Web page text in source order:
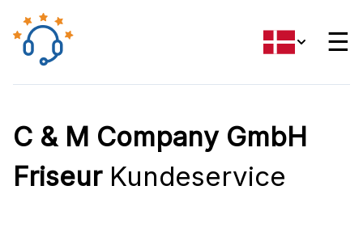
☰
C & M Company GmbH
FriseurKundeservice